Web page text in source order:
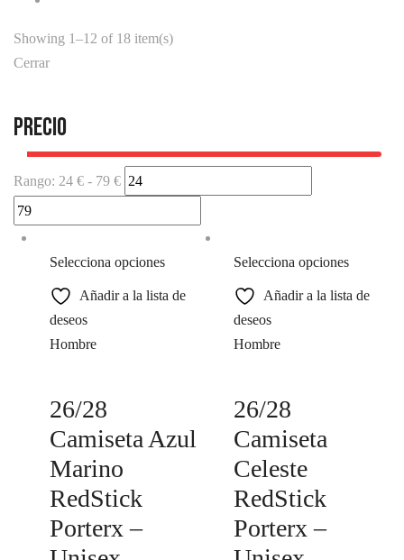
Showing 1–12 of 18 item(s)
Cerrar
Precio
Rango: 24 € - 79 €
Selecciona opciones
Añadir a la lista de
deseos
Hombre
26/28
Camiseta Azul
Marino
RedStick
Porterx –
Selecciona opciones
Añadir a la lista de
deseos
Hombre
26/28
Camiseta
Celeste
RedStick
Porterx –